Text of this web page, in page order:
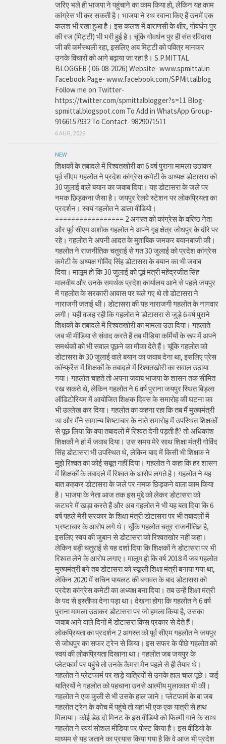
जरिए भले ही भाजपा ने पहुंचाने का काम किया हो, लेकिन यह काम
कांग्रेस भी कर सकती है। भाजपा ने रथ रवाना किए हैं उनमें एक
कलश भी रखा हुआ है। इस कलश में वाराणसी के क्षीर, गोवर्धन पुर
की रज (मिट्टी) भी भरी हुई है। चूंकि गोवर्धन पुर ही संत रविदास
जी की कर्मस्थली रहा, इसलिए अब मिट्टी को पवित्र मानकर
उनके विचारों को आगे बढ़ाया जा रहा है। S.P.MITTAL
BLOGGER ( 06-08-2026) Website- www.spmittal.in
Facebook Page- www.facebook.com/SPMittalblog
Follow me on Twitter-
https://twitter.com/spmittalblogger?s=11 Blog-
spmittal.blogspot.com To Add in WhatsApp Group-
9166157932 To Contact- 9829071511
6 AUG, 2026
NEW
शिक्षकों के तबादले में रिश्वतखोरी का 6 वर्ष पुराना मामला उठाकर
पूर्व सीएम गहलोत ने प्रदेश कांग्रेस कमेटी के अध्यक्ष डोटासरा को
30 जुलाई वाले बयान का जवाब दिया। यह डोटासरा के जले पर
नमक छिड़कना जैसा है। जयपुर रेलवे स्टेशन पर लोकप्रियता का
प्रदर्शन। स्वयं गहलोत ने डाला वीडियो।
================= 2 अगस्त को कांग्रेस के वरिष्ठ नेता
और पूर्व सीएम अशोक गहलोत ने अपने गृह क्षेत्र जोधपुर के दौरे पर
रहे। गहलोत ने अपनी आदत के मुताबिक जमकर बयानबाजी की।
गहलोत ने राजनीतिक चतुराई से गत 30 जुलाई को प्रदेश कांग्रेस
कमेटी के अध्यक्ष गोविंद सिंह डोटासरा के बयान का भी जवाब
दिया। मालूम हो कि 30 जुलाई को पूर्व मंत्री महेंद्रजीत सिंह
मालवीय और उनके समर्थक प्रदेश कार्यालय आने से पहले जयपुर
में गहलोत के सरकारी आवास पर चले गए थे तो डोटासरा ने
नाराजगी जताई थी। डोटासरा की यह नाराजगी गहलोत के नागवार
लगी। यही वजह रही कि गहलोत ने डोटासरा से जुड़े 6 वर्ष पुराने
शिक्षकों के तबादले में रिश्वतखोरी का मामला उठा दिया। गहलाते
जब भी मीडिया से संवाद करते हैं तब मीडिया कर्मियों के रूप में अपने
समर्थकों को भी सवाल पूछने का मौका देते हैं। चूंकि गहलोत को
डोटासरा के 30 जुलाई वाले बयान का जवाब देना था, इसलिए प्रेस
कॉन्फ्रेंस में शिक्षकों के तबादले में रिश्वतखोरी का सवाल उठाया
गया। गहलोत चाहते तो अपना जवाब भाजपा के शासन तक सीमित
रख सकते थे, लेकिन गहलोत ने 6 वर्ष पुराना जयपुर स्थित बिड़ला
ऑडिटोरियम में आयोजित शिक्षक दिवस के समारोह की घटना का
भी उल्लेख कर दिया। गहलोत का कहना रहा कि तब मैं मुख्यमंत्री
था और मैंने सामान्य शिष्टाचार के नाते समारोह में उपस्थित शिक्षकों
से पूछ लिया कि क्या तबादलों में रिश्वत देनी पड़ती है? तो अधिकांश
शिक्षकों ने हां में जवाब दिया। उस समय मेरे साथ शिक्षा मंत्री गोविंद
सिंह डोटासरा भी उपस्थित थे, लेकिन बाद में किसी भी शिक्षक ने
मुझे रिश्वत का कोई सबूत नहीं दिया। गहलोत ने कहा कि हर शासन
में शिक्षकों के तबादले में रिश्वत के आरोप लगते है। गहलोत ने यह
बात कहकर डोटासरा के जले पर नमक छिड़कने वाला काम किया
है। भाजपा के नेता आज तक इस मुद्दे को लेकर डोटासरा को
कटघरे में खड़ा करते हैं और अब गहलोत ने भी यह बता दिया कि 6
वर्ष पहले मेरी सरकार के शिक्षा मंत्री डोटासरा पर भी तबादलों में
भ्रष्टाचार के आरोप लगे थे। चूंकि गहलोत चतुर राजनीतिज्ञ है,
इसलिए स्वयं की जुबान से डोटासरा को रिश्वतखोर नहीं कहा।
लेकिन बड़ी चतुराई से यह दर्शा दिया कि शिक्षकों ने डोटासरा पर भी
रिश्वत लेने के आरोप लगाए। मालूम हो कि वर्ष 2018 में जब गहलोत
मुख्यमंत्री बने तब डोटासरा को स्कूली शिक्षा मंत्री बनाया गया था,
लेकिन 2020 में सचिन पायलट की बगावत के बाद डोटासरा को
प्रदेश कांग्रेस कमेटी का अध्यक्ष बना दिया। तब उन्हें शिक्षा मंत्री
के पद से इस्तीफा देना पड़ा था। देखना होगा कि गहलोत ने 6 वर्ष
पुराना मामला उठाकर डोटासरा पर जो हमला किया है, उसका
जवाब आने वाले दिनों में डोटासरा किस प्रकार से देते हैं।
लोकप्रियता का प्रदर्शन 2 अगस्त को पूर्व सीएम गहलोत ने जयपुर
से जोधपुर का सफर ट्रेन से किया। इस सफर के पीछे गहलोत को
स्वयं की लोकप्रियता दिखाना था। गहलोत जब जयपुर के
प्लेटफार्म पर पहुंचे तो उनके कैमरा मैन पहले से ही तैयार थे।
गहलोत ने प्लेटफार्म पर खड़े यात्रियों से उनके हाल चाल पूछे। कई
यात्रियों ने गहलोत को पहचाना उनसे आत्मीय मुलाकात भी की।
गहलोत ने एक कुली से भी उसके हाल जाने। प्लेटफार्म के बा जब
गहलोत ट्रेन के कोच में पहुंचे तो यहां भी एक एक यात्री से हाथ
मिलाया। कोई डेढ़ दो मिनट के इस वीडियो को फिल्मी गाने के साथ
गहलोत ने स्वयं सोशल मीडिया पर पोस्ट किया है। इस वीडियो के
माध्यम से यह जताने का प्रयास किया गया है कि वे आज भी प्रदेश